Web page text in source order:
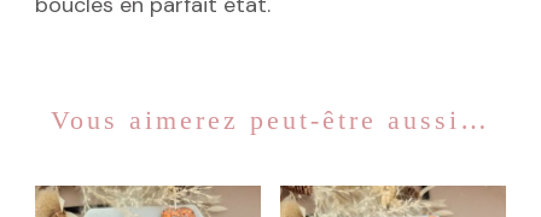
Vous aimerez peut-être aussi…